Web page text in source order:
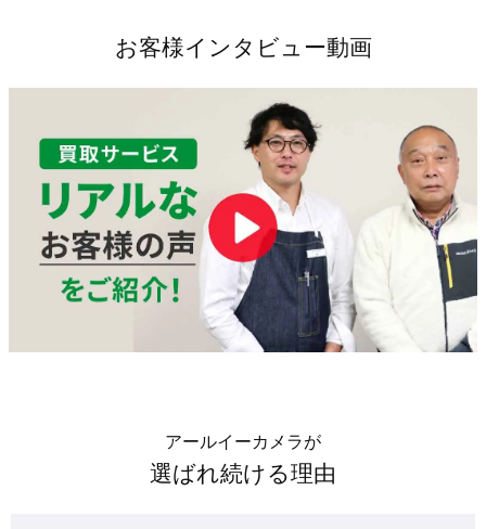
お客様インタビュー動画
アールイーカメラが
選ばれ続ける理由